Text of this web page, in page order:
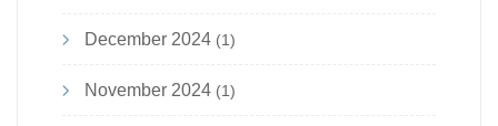
December 2024 (1)
November 2024 (1)